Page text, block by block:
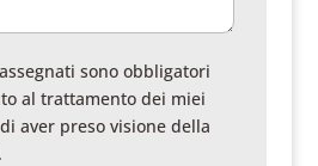
sono obbligatori
al trattamento dei miei
aver preso visione della